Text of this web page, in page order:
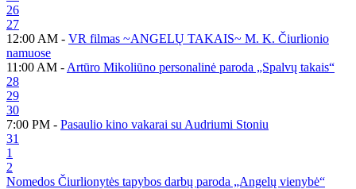
26
27
12:00 AM - VR filmas ~ANGELŲ TAKAIS~ M. K. Čiurlionio
namuose
11:00 AM - Artūro Mikoliūno personalinė paroda „Spalvų takais“
28
29
30
7:00 PM - Pasaulio kino vakarai su Audriumi Stoniu
31
1
2
Nomedos Čiurlionytės tapybos darbų paroda „Angelų vienybė“